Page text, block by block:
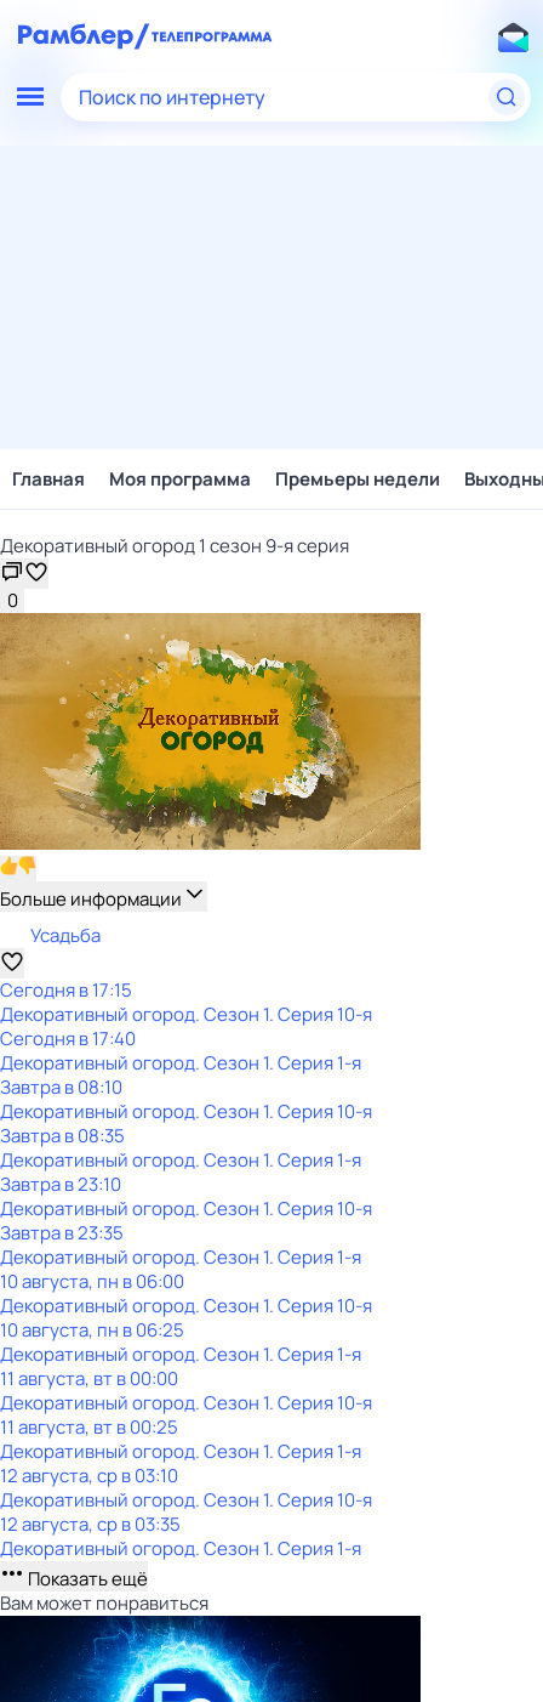
Поиск по интернету
Главная Моя программа Премьеры недели
Декоративный огород 1 сезон 9-я серия
0
Больше информации
Усадьба
Сегодня в 17:15
Декоративный огород. Сезон 1. Серия 10-я
Сегодня в 17:40
Декоративный огород. Сезон 1. Серия 1-я
Завтра в 08:10
Декоративный огород. Сезон 1. Серия 10-я
Завтра в 08:35
Декоративный огород. Сезон 1. Серия 1-я
Завтра в 23:10
Декоративный огород. Сезон 1. Серия 10-я
Завтра в 23:35
Декоративный огород. Сезон 1. Серия 1-я
10 августа, пн в 06:00
Декоративный огород. Сезон 1. Серия 10-я
10 августа, пн в 06:25
Декоративный огород. Сезон 1. Серия 1-я
11 августа, вт в 00:00
Декоративный огород. Сезон 1. Серия 10-я
11 августа, вт в 00:25
Декоративный огород. Сезон 1. Серия 1-я
12 августа, ср в 03:10
Декоративный огород. Сезон 1. Серия 10-я
12 августа, ср в 03:35
Декоративный огород. Сезон 1. Серия 1-я
Показать ещё
Вам может понравиться